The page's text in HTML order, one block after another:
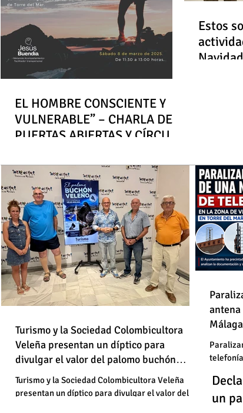
EL HOMBRE CONSCIENTE Y
VULNERABLE” – CHARLA DE
PUERTAS ABIERTAS Y CÍRCULO
Estos
Destapan una "falsedad" de
Torrox sí se paga tasa de basura"
un
Destapan una "falsedad" de
Óscar Medina y José Pino: "En
Torrox sí se paga tasa de basura"
un
Turismo y la Sociedad Colombicultora
Veleña presentan un díptico para
divulgar el valor del palomo buchón
veleño
Turismo y la Sociedad Colombicultora Veleña
presentan un díptico para divulgar el valor del
antena
telefonía